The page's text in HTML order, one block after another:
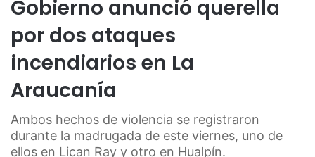
Gobierno anunció querella
por dos ataques
incendiarios en La
Araucanía
Ambos hechos de violencia se registraron
durante la madrugada de este viernes, uno de
ellos en Lican Ray y otro en Hualpín.